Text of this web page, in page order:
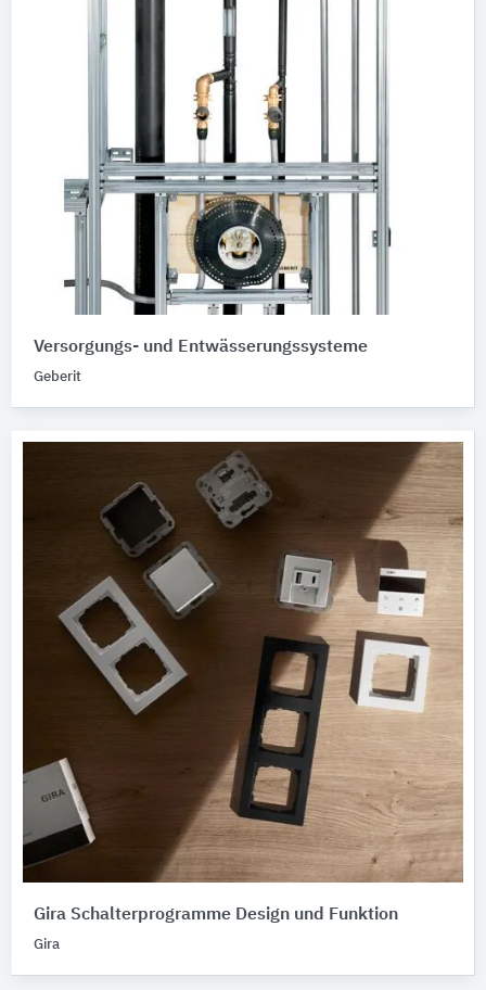
Versorgungs- und Entwässerungssysteme
Geberit
Gira Schalterprogramme Design und Funktion
Gira